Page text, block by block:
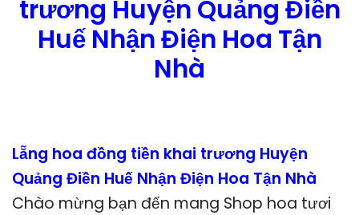
trương Huyện Quảng Điền
Huế Nhận Điện Hoa Tận
Nhà
Lẵng hoa đồng tiền khai trương Huyện
Quảng Điền Huế Nhận Điện Hoa Tận Nhà
Chào mừng bạn đến mang Shop hoa tươi